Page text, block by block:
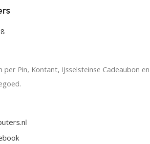
Pin, Kontant, IJsselsteinse Cadeaubon en